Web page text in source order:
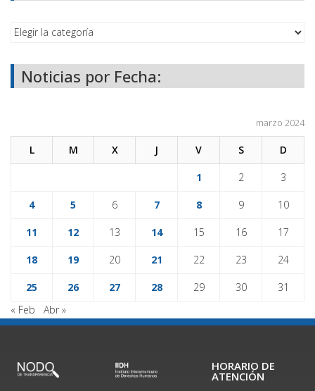
Noticias por Fecha:
marzo 2024
L M X J V S D
1 2 3
4 5 6 7 8 9 10
11 12 13 14 15 16 17
18 19 20 21 22 23 24
25 26 27 28 29 30
31
« Feb
Abr »
HORARIO DE
ATENCIÓN